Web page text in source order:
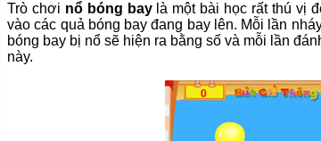
Trò chơi nổ bóng baylà một bài học rất thú vị
vào các quả bóng bay đang bay lên. Mỗi lần
bóng bay bị nổ sẽ hiện ra bằng số và mỗi lần
này.